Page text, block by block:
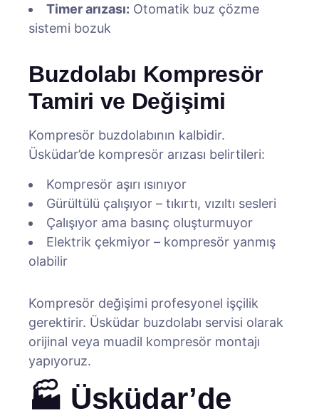
Timer arızası: Otomatik buz çözme
sistemi bozuk
Buzdolabı Kompresör
Tamiri ve Değişimi
Kompresör buzdolabının kalbidir.
Üsküdar’de kompresör arızası belirtileri:
Kompresör aşırı ısınıyor
Gürültülü çalışıyor – tıkırtı, vızıltı sesleri
Çalışıyor ama basınç oluşturmuyor
Elektrik çekmiyor – kompresör yanmış
olabilir
Kompresör değişimi profesyonel işçilik
gerektirir. Üsküdar buzdolabı servisi olarak
orijinal veya muadil kompresör montajı
yapıyoruz.
🏭 Üsküdar’de